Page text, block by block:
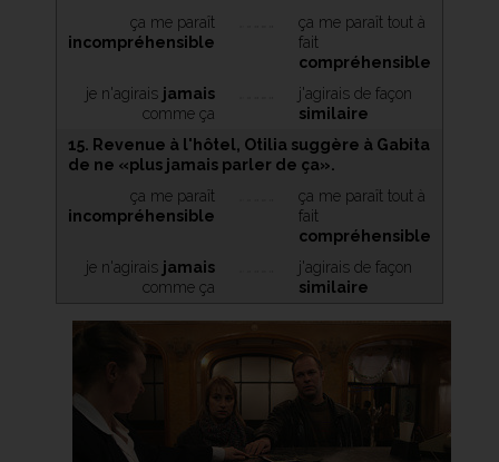
ça me paraît
incompréhensible
ça me paraît tout à
fait
compréhensible
je n'agirais jamais
comme ça
j'agirais de façon
similaire
15. Revenue à l'hôtel, Otilia suggère à Gabita
de ne «plus jamais parler de ça».
ça me paraît
incompréhensible
ça me paraît tout à
fait
compréhensible
je n'agirais jamais
comme ça
j'agirais de façon
similaire